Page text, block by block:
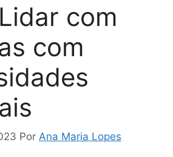
com
com
Por Ana Maria Lopes